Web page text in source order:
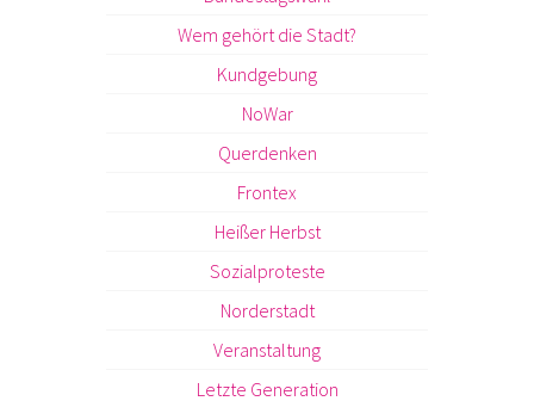
Wem gehört die Stadt?
Kundgebung
NoWar
Querdenken
Frontex
Heißer Herbst
Sozialproteste
Norderstadt
Veranstaltung
Letzte Generation